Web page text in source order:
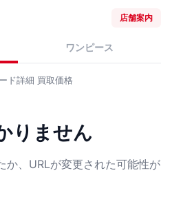
店舗案内
ワンピース
ド詳細 買取価格
りません
か、URLが変更された可能性が